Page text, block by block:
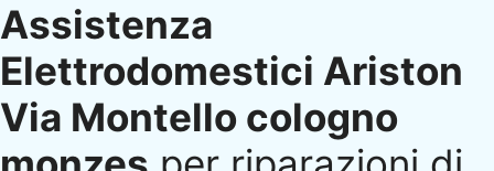
Assistenza
Elettrodomestici Ariston
Via Montello cologno